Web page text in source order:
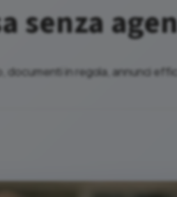
senza
documenti in regola, annunci